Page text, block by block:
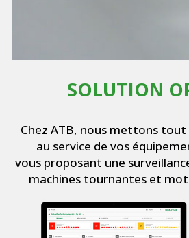
SOLUTION
Chez ATB, nous mettons
au service de vos
vous proposant une
machines tournantes et